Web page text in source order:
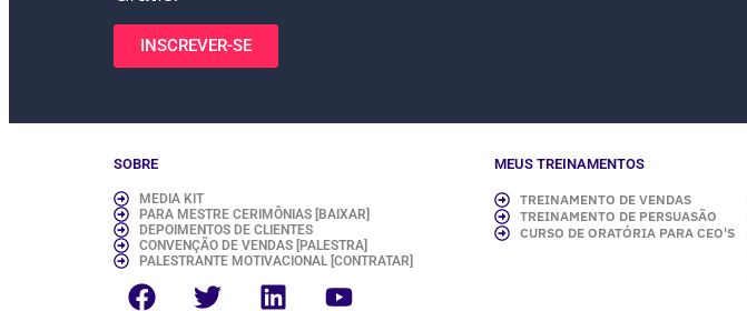
INSCREVER-SE
SOBRE
MEDIA KIT
PARA MESTRE CERIMÔNIAS [BAIXAR]
DEPOIMENTOS DE CLIENTES
CONVENÇÃO DE VENDAS [PALESTRA]
PALESTRANTE MOTIVACIONAL [CONTRATAR]
MEUS TREINAMENTOS
TREINAMENTO DE VENDAS
TREINAMENTO DE PERSUASÃO
CURSO DE ORATÓRIA PARA CEO'S